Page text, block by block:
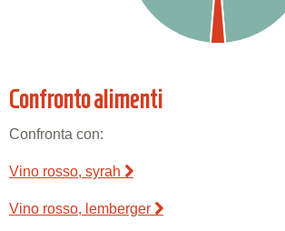
Confronto alimenti
Confronta con:
Vino rosso, syrah
Vino rosso, lemberger